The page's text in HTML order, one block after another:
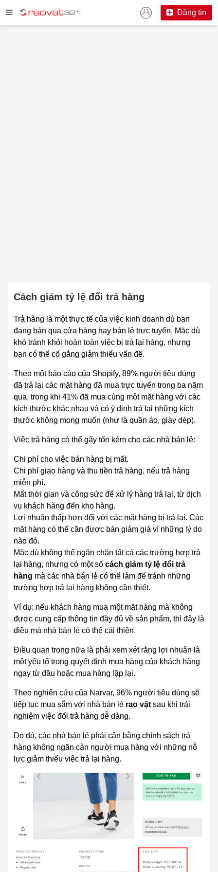
Đăng tin
Cách giảm tỷ lệ đổi trả hàng
Trả hàng là một thực tế của việc kinh doanh dù bạn
đang bán qua cửa hàng hay bán lẻ trực tuyến. Mặc dù
khó tránh khỏi hoàn toàn việc bị trả lại hàng, nhưng
bạn có thể cố gắng giảm thiểu vấn đề.
Theo một báo cáo của Shopify, 89% người tiêu dùng
đã trả lại các mặt hàng đã mua trực tuyến trong ba năm
qua, trong khi 41% đã mua cùng một mặt hàng với các
kích thước khác nhau và có ý định trả lại những kích
thước không mong muốn (như là quần áo, giày dép).
Việc trả hàng có thể gây tốn kém cho các nhà bán lẻ:
Chi phí cho việc bán hàng bị mất.
Chi phí giao hàng và thu tiền trả hàng, nếu trả hàng
miễn phí.
Mất thời gian và công sức để xử lý hàng trả lại, từ dịch
vụ khách hàng đến kho hàng.
Lợi nhuận thấp hơn đối với các mặt hàng bị trả lại. Các
mặt hàng có thể cần được bán giảm giá vì những lý do
nào đó.
Mặc dù không thể ngăn chặn tất cả các trường hợp trả
lại hàng, nhưng có một số cách giảm tỷ lệ đổi trả
hàng mà các nhà bán lẻ có thể làm để tránh những
trường hợp trả lại hàng không cần thiết.
Ví dụ: nếu khách hàng mua một mặt hàng mà không
được cung cấp thông tin đầy đủ về sản phẩm, thì đây là
điều mà nhà bán lẻ có thể cải thiện.
Điều quan trọng nữa là phải xem xét rằng lợi nhuận là
một yếu tố trong quyết định mua hàng của khách hàng
ngay từ đầu hoặc mua hàng lặp lại.
Theo nghiên cứu của Narvar, 96% người tiêu dùng sẽ
tiếp tục mua sắm với nhà bán lẻ rao vặtsau khi trải
nghiệm việc đổi trả hàng dễ dàng.
Do đó, các nhà bán lẻ phải cân bằng chính sách trả
hàng không ngăn cản người mua hàng với những nỗ
lực giảm thiểu việc trả lại hàng.